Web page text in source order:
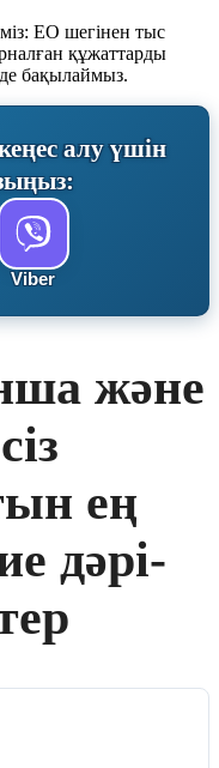
ЕО шегінен тыс
құжаттарды
бақылаймыз.
алу үшін
Viber
және
ең
дәрі-